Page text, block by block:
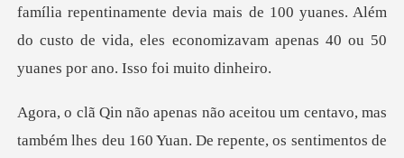
família repentinamente devia mais de 100 yuan
e, os sentimentos de